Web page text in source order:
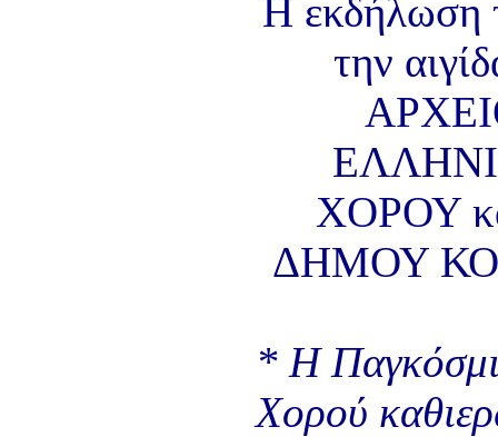
Η εκδήλωση
την
ΧΟΡΟΥ
ΔΗΜΟΥ
* Η
Χορού